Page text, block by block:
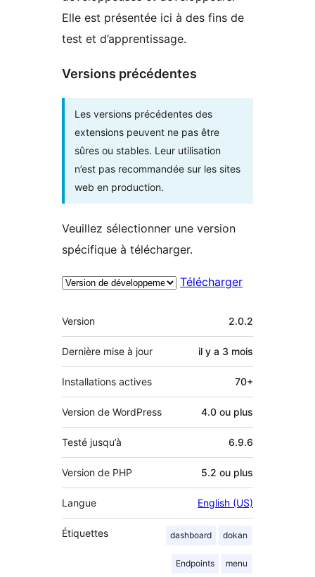
Elle est présentée ici à des fins de
test et d’apprentissage.
Versions précédentes
Les versions précédentes des
extensions peuvent ne pas être
sûres ou stables. Leur utilisation
n’est pas recommandée sur les sites
web en production.
Veuillez sélectionner une version
spécifique à télécharger.
Télécharger
Méta
Version 2.0.2
Dernière mise à jour il y a 3 mois
Installations actives 70+
Version de WordPress 4.0 ou plus
Testé jusqu’à 6.9.6
Version de PHP 5.2 ou plus
Langue English (US)
Étiquettes dashboard dokan
Endpoints menu